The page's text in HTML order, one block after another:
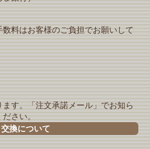
料はお客様のご負担でお願いして
す。「注文承諾メール」でお知ら
ださい。
換について